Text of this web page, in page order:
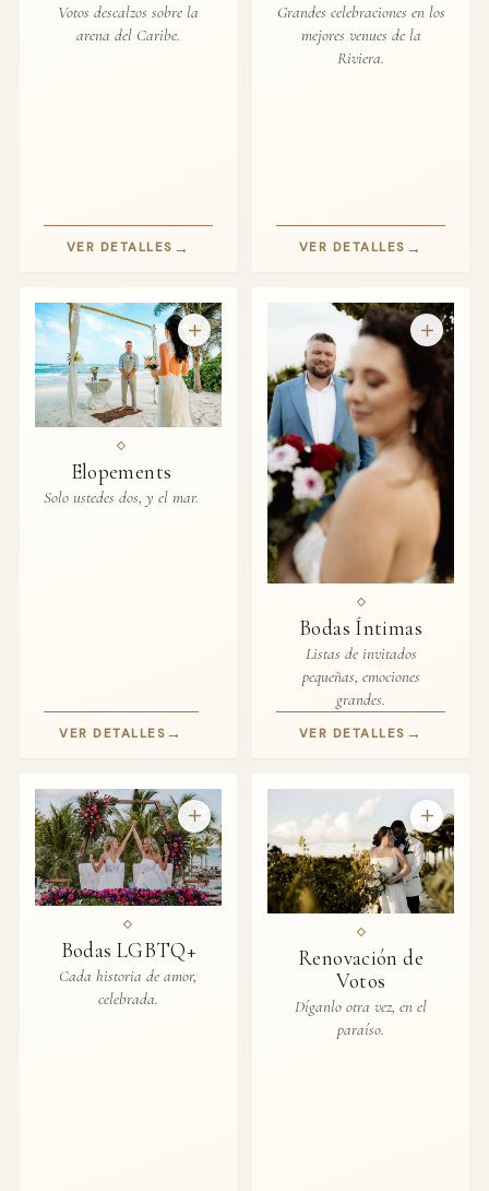
Votos descalzos sobre la
arena del Caribe.
VER DETALLES →
Grandes celebraciones en los
mejores venues de la
Riviera.
VER DETALLES →
Elopements
Solo ustedes dos, y el mar.
VER DETALLES →
Bodas Íntimas
Listas de invitados
pequeñas, emociones
grandes.
VER DETALLES →
Bodas LGBTQ+
Cada historia de amor,
celebrada.
Renovación de
Votos
Díganlo otra vez, en el
paraíso.